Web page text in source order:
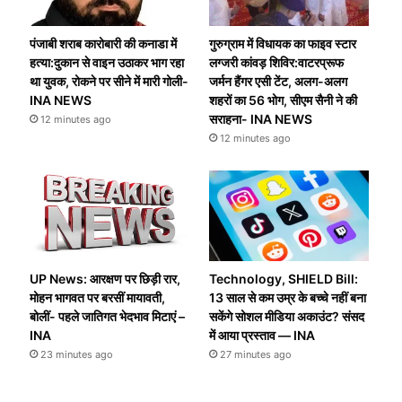
पंजाबी शराब कारोबारी की कनाडा में
हत्या:दुकान से वाइन उठाकर भाग रहा
था युवक, रोकने पर सीने में मारी गोली-
INA NEWS
12 minutes ago
गुरुग्राम में विधायक का फाइव स्टार
लग्जरी कांवड़ शिविर:वाटरप्रूफ
जर्मन हैंगर एसी टेंट, अलग-अलग
शहरों का 56 भोग, सीएम सैनी ने की
सराहना- INA NEWS
12 minutes ago
UP News: आरक्षण पर छिड़ी रार,
मोहन भागवत पर बरसीं मायावती,
बोलीं- पहले जातिगत भेदभाव मिटाएं –
INA
23 minutes ago
Technology, SHIELD Bill:
13 साल से कम उम्र के बच्चे नहीं बना
सकेंगे सोशल मीडिया अकाउंट? संसद
में आया प्रस्ताव — INA
27 minutes ago